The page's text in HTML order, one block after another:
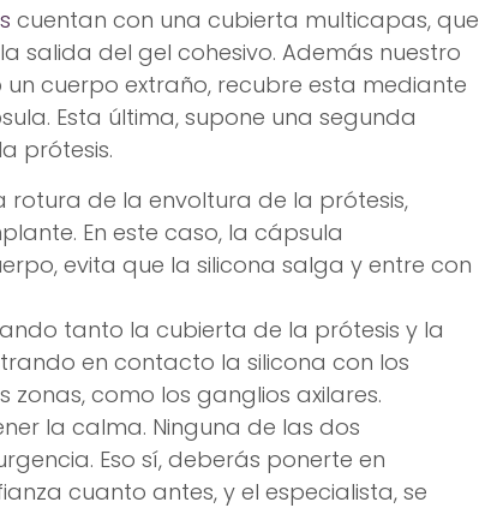
cuentan con una cubierta multicapas, que
salida del gel cohesivo. Además nuestro
cuerpo extraño, recubre esta mediante
Esta última, supone una segunda
prótesis.
rotura de la envoltura de la prótesis,
En este caso, la cápsula
evita que la silicona salga y entre con
tanto la cubierta de la prótesis y la
en contacto la silicona con los
como los ganglios axilares.
la calma. Ninguna de las dos
Eso sí, deberás ponerte en
cuanto antes, y el especialista, se